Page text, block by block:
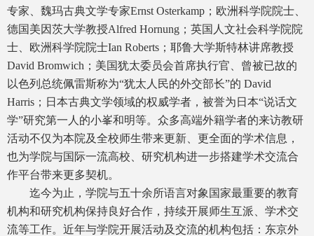
专家、魏玛古典文学专家Ernst Osterkamp；欧洲科学院院士、
德国美因茨大学教授Alfred Hornung；英国人文社会科学院院
士、欧洲科学院院士Ian Roberts；耶鲁大学斯特林讲席教授
David Bromwich；美国犹太委员会首席执行官、曾被已故的
以色列总统佩雷斯称为“犹太人民的外交部长”的 David
Harris；日本古典文学领域的权威学者，被誉为日本“说话文
学”研究第一人的小峯和明等。众多高端外籍学者的来访教研
活动不仅为本院及全校师生带来更新、更全面的学术信息，
也为学院与国际一流高校、研究机构进一步搭建学术交流合
作平台带来更多契机。
迄今为止，学院与五十余所语言对象国家最重要的教育
机构和研究机构保持良好合作，持续开展师生互派、学术交
流等工作。近年与学院开展活动及交流的机构包括：东京外